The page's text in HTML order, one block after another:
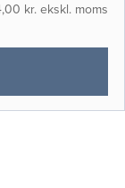
kr. ekskl. moms